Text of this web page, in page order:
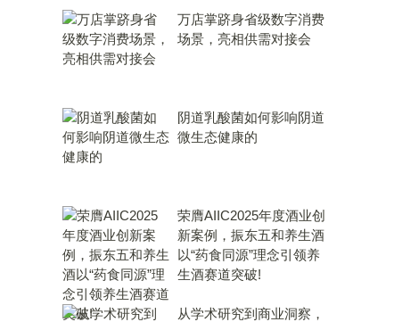
万店掌跻身省级数字消费
场景，亮相供需对接会
​阴道乳酸菌如何影响阴道
微生态健康的
荣膺AIIC2025年度酒业创
新案例，振东五和养生酒
以“药食同源”理念引领养
生酒赛道突破!
从学术研究到商业洞察，